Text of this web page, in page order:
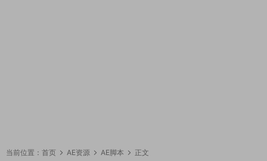
当前位置： 首页 AE资源 AE脚本 正文